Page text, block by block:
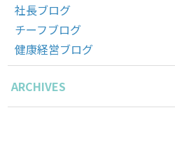
社長ブログ
チーフブログ
健康経営ブログ
ARCHIVES